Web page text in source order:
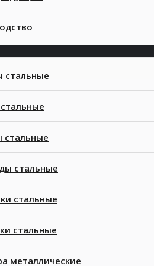
стальные
стальные
стальные
стальные
стальные
металлические